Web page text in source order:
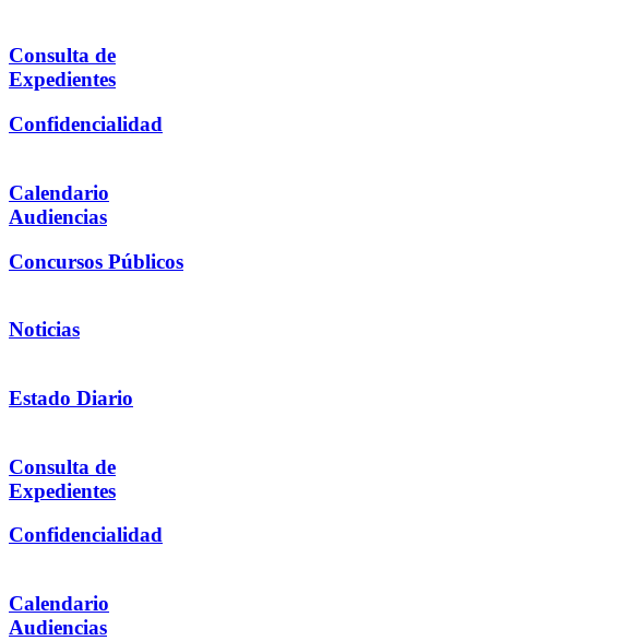
Consulta de
Expedientes
Confidencialidad
Calendario
Audiencias
Concursos Públicos
Noticias
Estado Diario
Consulta de
Expedientes
Confidencialidad
Calendario
Audiencias